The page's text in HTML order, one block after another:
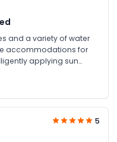
and a variety of water
accommodations for
applying sun
5